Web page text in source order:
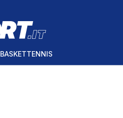
BASKETTENNIS